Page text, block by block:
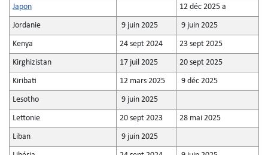
Japon 12 déc 2025 a
Jordanie 9 juin 2025 9 juin 2025
Kenya 24 sept 2024 23 sept 2025
Kirghizistan 17 juil 2025 20 sept 2025
Kiribati 12 mars 2025 9 déc 2025
Lesotho 9 juin 2025
Lettonie 20 sept 2023 28 mai 2025
Liban 9 juin 2025